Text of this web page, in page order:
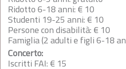
Ridotto 6-18 anni: € 10
Studenti 19-25 anni: € 10
Persone con disabilità: € 10
Famiglia (2 adulti e figli 6-18
Concerto:
Iscritti FAI: € 15